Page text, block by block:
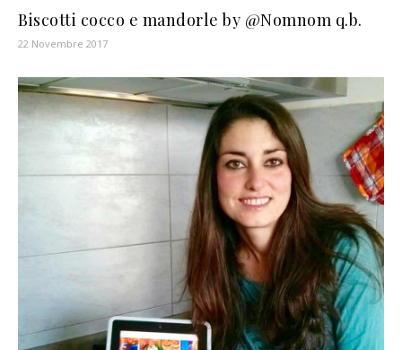
Biscotti cocco e mandorle by @Nomnom q.b.
22 Novembre 2017